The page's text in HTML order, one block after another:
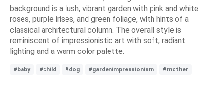
background is a lush, vibrant garden with pink and white
roses, purple irises, and green foliage, with hints of a
classical architectural column. The overall style is
reminiscent of impressionistic art with soft, radiant
lighting and a warm color palette.
#baby #child #dog #gardenimpressionism #mother